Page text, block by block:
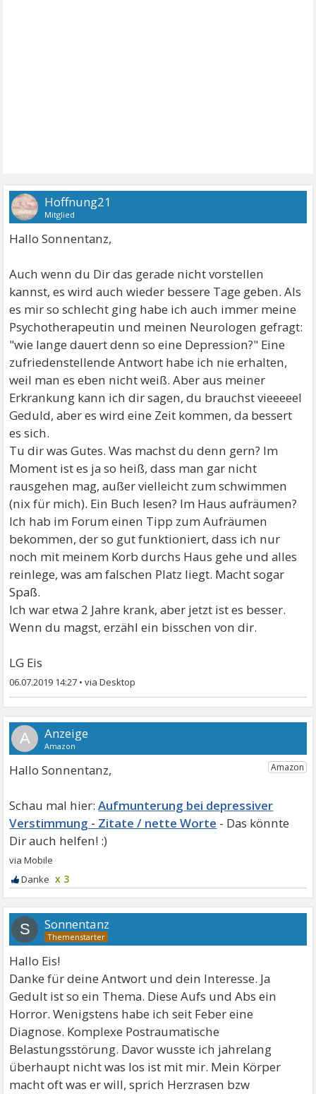
Hoffnung21
Mitglied
Hallo Sonnentanz,
Auch wenn du Dir das gerade nicht vorstellen
kannst, es wird auch wieder bessere Tage geben. Als
es mir so schlecht ging habe ich auch immer meine
Psychotherapeutin und meinen Neurologen gefragt:
"wie lange dauert denn so eine Depression?" Eine
zufriedenstellende Antwort habe ich nie erhalten,
weil man es eben nicht weiß. Aber aus meiner
Erkrankung kann ich dir sagen, du brauchst vieeeeel
Geduld, aber es wird eine Zeit kommen, da bessert
es sich.
Tu dir was Gutes. Was machst du denn gern? Im
Moment ist es ja so heiß, dass man gar nicht
rausgehen mag, außer vielleicht zum schwimmen
(nix für mich). Ein Buch lesen? Im Haus aufräumen?
Ich hab im Forum einen Tipp zum Aufräumen
bekommen, der so gut funktioniert, dass ich nur
noch mit meinem Korb durchs Haus gehe und alles
reinlege, was am falschen Platz liegt. Macht sogar
Spaß.
Ich war etwa 2 Jahre krank, aber jetzt ist es besser.
Wenn du magst, erzähl ein bisschen von dir.
LG Eis
06.07.2019 14:27 •
A
Hallo Sonnentanz,
Aufmunterung bei depressiver
Verstimmung - Zitate / nette Worte
x 3
S Sonnentanz
Hallo Eis!
Danke für deine Antwort und dein Interesse. Ja
Gedult ist so ein Thema. Diese Aufs und Abs ein
Horror. Wenigstens habe ich seit Feber eine
Diagnose. Komplexe Postraumatische
Belastungsstörung. Davor wusste ich jahrelang
überhaupt nicht was los ist mit mir. Mein Körper
macht oft was er will, sprich Herzrasen bzw